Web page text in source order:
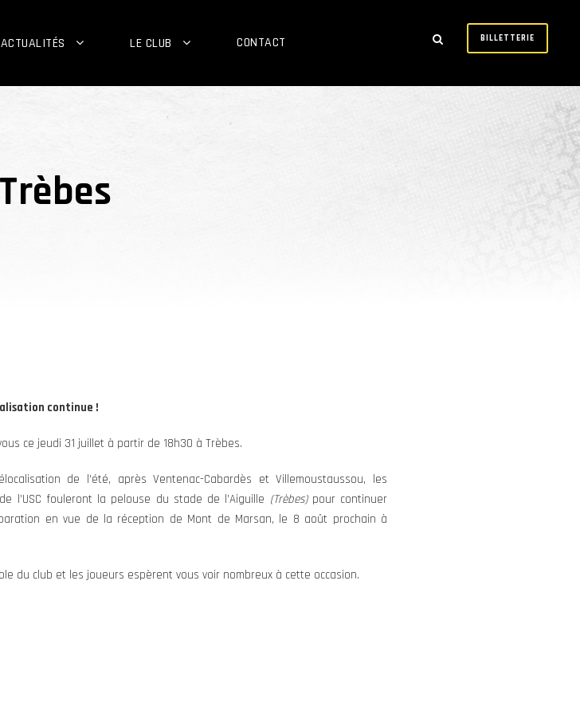
ACTUALITÉS LE CLUB CONTACT BILLETTERIE
continue !
ce jeudi 31 juillet à partir de 18h30 à Trèbes.
de l’été, après Ventenac-Cabardès et Villemoustaussou, les
l’USC fouleront la pelouse du stade de l’Aiguille (Trèbes)pour continuer
en vue de la réception de Mont de Marsan, le 8 août prochain à
du club et les joueurs espèrent vous voir nombreux à cette occasion.